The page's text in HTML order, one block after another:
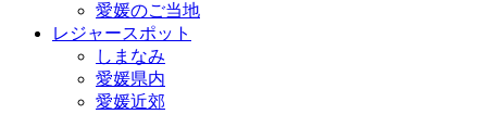
愛媛のご当地
レジャースポット
しまなみ
愛媛県内
愛媛近郊